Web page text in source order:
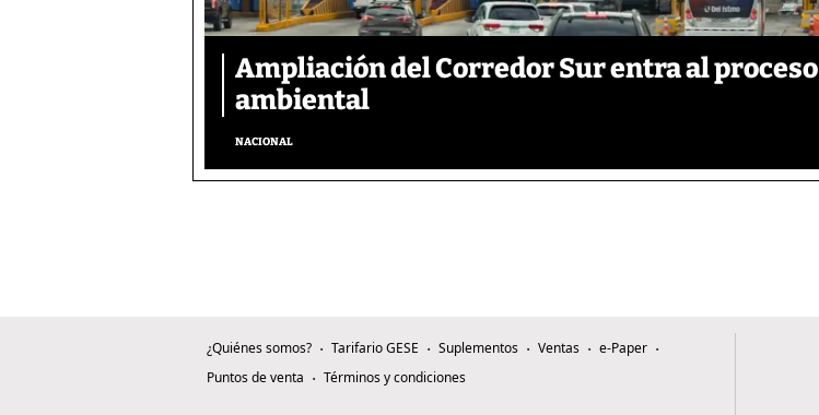
Ampliación del Corredor Sur entra al proceso
ambiental
NACIONAL
¿Quiénes somos? Tarifario GESE Suplementos Ventas
e-Paper
Puntos de venta
Términos y condiciones